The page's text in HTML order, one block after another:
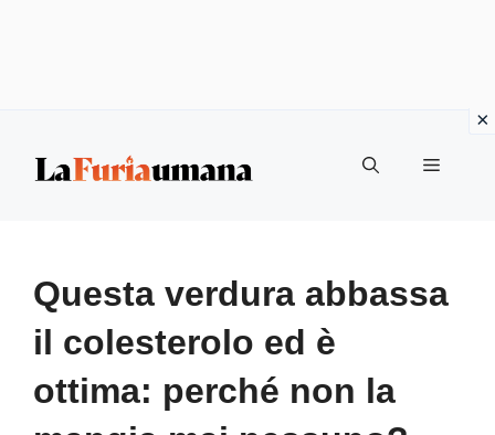
Menu
Questa verdura abbassa
il colesterolo ed è
ottima: perché non la